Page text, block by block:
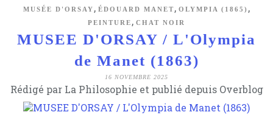
MUSÉE D'ORSAY , ÉDOUARD MANET , OLYMPIA (1865) ,
PEINTURE , CHAT NOIR
MUSEE D'ORSAY / L'Olympia
de Manet (1863)
16 NOVEMBRE 2025
Rédigé par La Philosophie et publié depuis Overblog